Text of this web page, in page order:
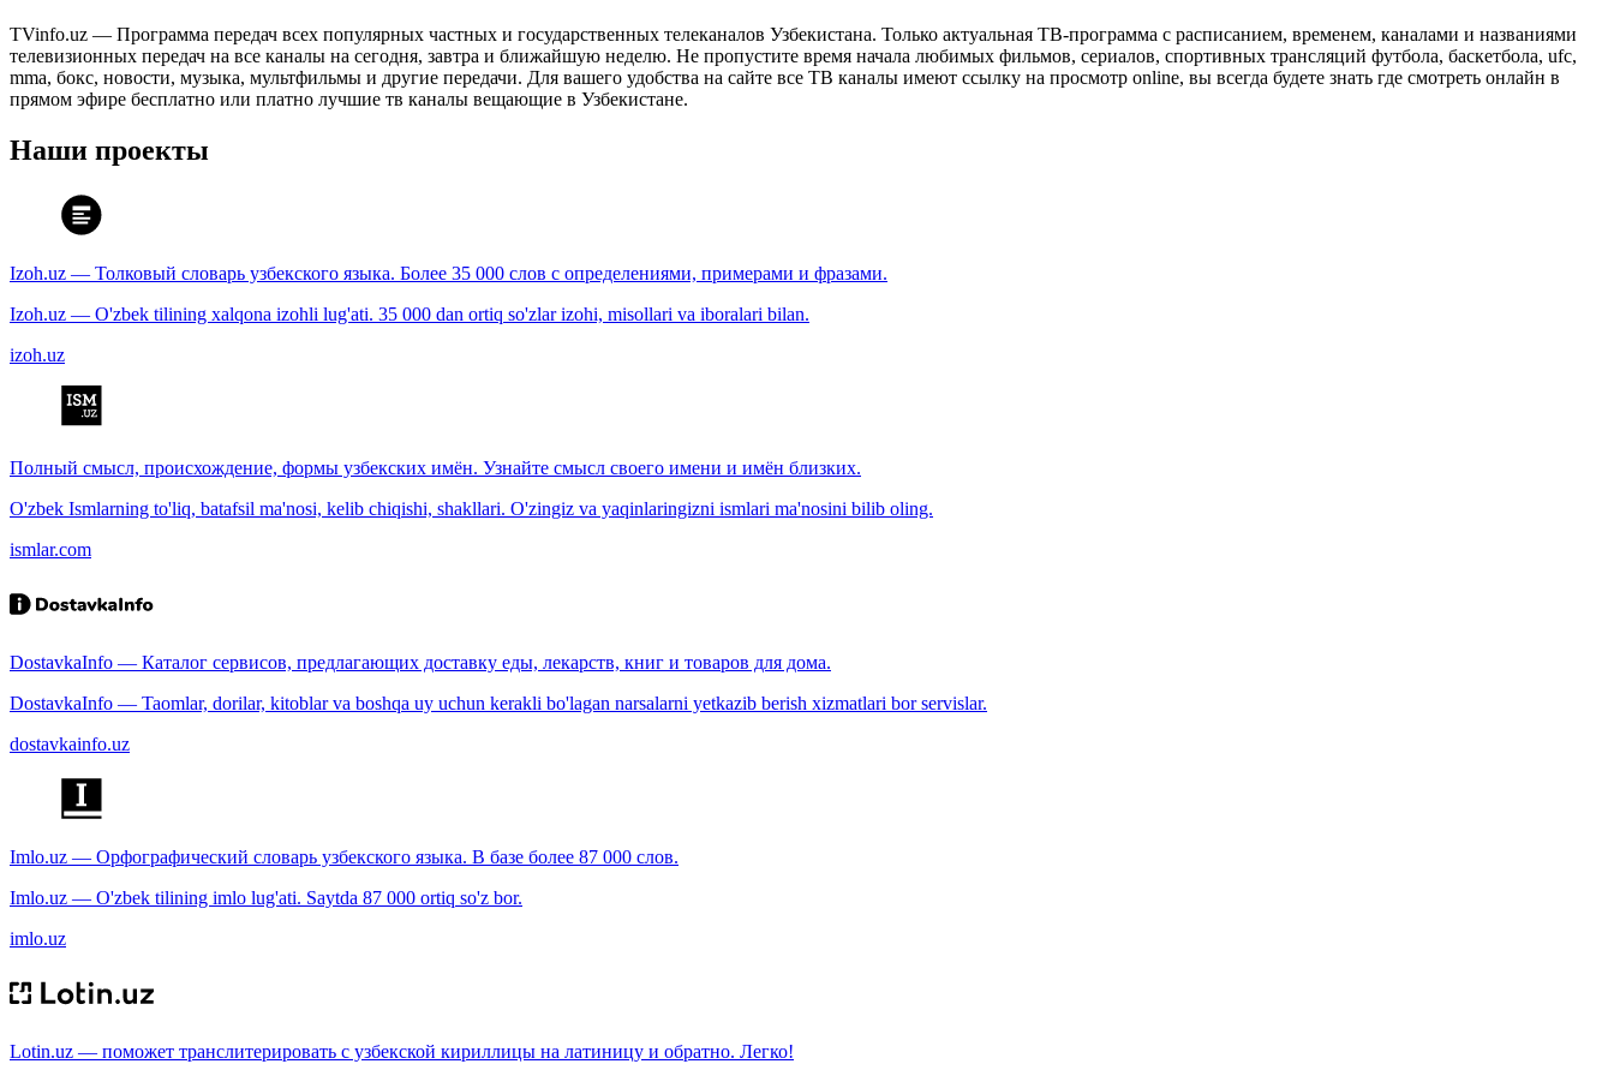
TVinfo.uz — Программа передач всех популярных частных и государственных телеканалов Узбекистана. Только актуальная ТВ-программа с расписанием, временем, каналами и названиями
телевизионных передач на все каналы на сегодня, завтра и ближайшую неделю. Не пропустите время начала любимых фильмов, сериалов, спортивных трансляций футбола, баскетбола, ufc,
mma, бокс, новости, музыка, мультфильмы и другие передачи. Для вашего удобства на сайте все ТВ каналы имеют ссылку на просмотр online, вы всегда будете знать где смотреть онлайн в
прямом эфире бесплатно или платно лучшие тв каналы вещающие в Узбекистане.
Наши проекты
Izoh.uz — Толковый словарь узбекского языка. Более 35 000 слов с определениями, примерами и фразами.
Izoh.uz — O'zbek tilining xalqona izohli lug'ati. 35 000 dan ortiq so'zlar izohi, misollari va iboralari bilan.
izoh.uz
Полный смысл, происхождение, формы узбекских имён. Узнайте смысл своего имени и имён близких.
O'zbek Ismlarning to'liq, batafsil ma'nosi, kelib chiqishi, shakllari. O'zingiz va yaqinlaringizni ismlari ma'nosini bilib oling.
ismlar.com
DostavkaInfo — Каталог сервисов, предлагающих доставку еды, лекарств, книг и товаров для дома.
DostavkaInfo — Taomlar, dorilar, kitoblar va boshqa uy uchun kerakli bo'lagan narsalarni yetkazib berish xizmatlari bor servislar.
dostavkainfo.uz
Imlo.uz — Орфографический словарь узбекского языка. В базе более 87 000 слов.
Imlo.uz — O'zbek tilining imlo lug'ati. Saytda 87 000 ortiq so'z bor.
imlo.uz
Lotin.uz — поможет транслитерировать с узбекской кириллицы на латиницу и обратно. Легко!